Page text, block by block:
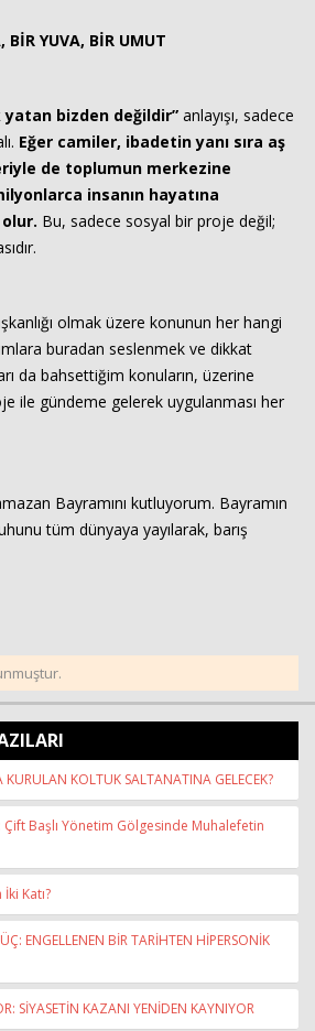
BİR YUVA, BİR UMUT
bizden değildir” anlayışı, sadece
Eğer camiler, ibadetin yanı sıra aş
de toplumun merkezine
insanın hayatına
Bu, sadece sosyal bir proje değil;
olmak üzere konunun her hangi
buradan seslenmek ve dikkat
da bahsettiğim konuların, üzerine
ile gündeme gelerek uygulanması her
Bayramını kutluyorum. Bayramın
tüm dünyaya yayılarak, barış
KOLTUK SALTANATINA GELECEK?
Çift Başlı Yönetim Gölgesinde Muhalefetin
Katı?
ENGELLENEN BİR TARİHTEN HİPERSONİK
SİYASETİN KAZANI YENİDEN KAYNIYOR